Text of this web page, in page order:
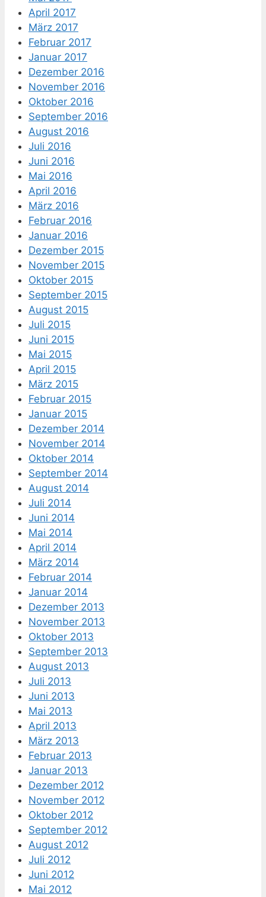
April 2017
März 2017
Februar 2017
Januar 2017
Dezember 2016
November 2016
Oktober 2016
September 2016
August 2016
Juli 2016
Juni 2016
Mai 2016
April 2016
März 2016
Februar 2016
Januar 2016
Dezember 2015
November 2015
Oktober 2015
September 2015
August 2015
Juli 2015
Juni 2015
Mai 2015
April 2015
März 2015
Februar 2015
Januar 2015
Dezember 2014
November 2014
Oktober 2014
September 2014
August 2014
Juli 2014
Juni 2014
Mai 2014
April 2014
März 2014
Februar 2014
Januar 2014
Dezember 2013
November 2013
Oktober 2013
September 2013
August 2013
Juli 2013
Juni 2013
Mai 2013
April 2013
März 2013
Februar 2013
Januar 2013
Dezember 2012
November 2012
Oktober 2012
September 2012
August 2012
Juli 2012
Juni 2012
Mai 2012